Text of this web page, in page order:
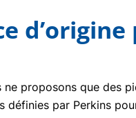
ne proposons que des
définies par Perkins